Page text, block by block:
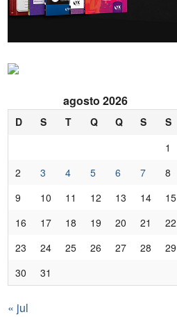
agosto 2026
D S T Q Q S
S
1
2
3 4 5 6 7
8
9
10 11 12 13 14
15
16
17 18 19 20 21
22
23
24 25 26 27 28
29
30
31
« jul